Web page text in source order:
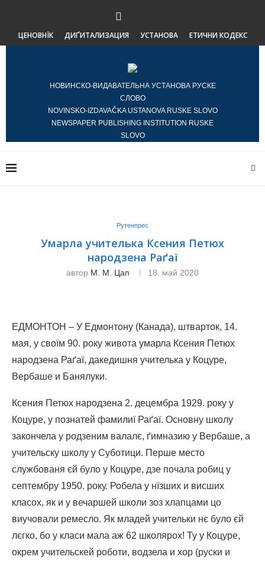
ЦЕНОВНЇК ДИҐИТАЛИЗАЦИЯ УСТАНОВА ЕТИЧНИ КОДЕКС
НОВИНСКО-ВИДАВАТЕЛЬНА УСТАНОВА РУСКЕ
СЛОВО
NOVINSKO-IZDAVAČKA USTANOVA RUSKE SLOVO
NEWSPAPER PUBLISHING INSTITUTION RUSKE
SLOVO
Рутенпрес
Умарла учителька Ксения Петюх
народзена Раґаї
автор М. М. Цап 18. май 2020
ЕДМОНТОН – У Едмонтону (Канада), штварток, 14.
мая, у своїм 90. року живота умарла Ксения Петюх
народзена Раґаї, дакедишня учителька у Коцуре,
Вербаше и Банялуки.
Ксения Петюх народзена 2. децембра 1929. року у
Коцуре, у познатей фамилиї Раґаї. Основну школу
закончела у родзеним валалє, ґимназию у Вербаше, а
учительску школу у Суботици. Перше место
службованя єй було у Коцуре, дзе почала робиц у
септембру 1950. року. Робела у нїзших и висших
класох, як и у вечаршей школи зоз хлапцами цо
виучовали ремесло. Як младей учительки нє було єй
лєгко, бо у класи мала аж 62 школярох! Ту у Коцуре,
окрем учительскей роботи, водзела и хор (руски и